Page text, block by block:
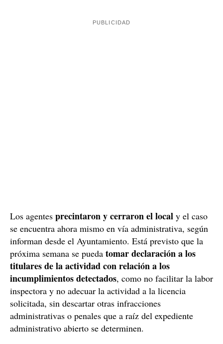
Los agentes precintaron y cerraron el local y el caso
se encuentra ahora mismo en vía administrativa, según
informan desde el Ayuntamiento. Está previsto que la
próxima semana se pueda tomar declaración a los
titulares de la actividad con relación a los
incumplimientos detectados, como no facilitar la labor
inspectora y no adecuar la actividad a la licencia
solicitada, sin descartar otras infracciones
administrativas o penales que a raíz del expediente
administrativo abierto se determinen.